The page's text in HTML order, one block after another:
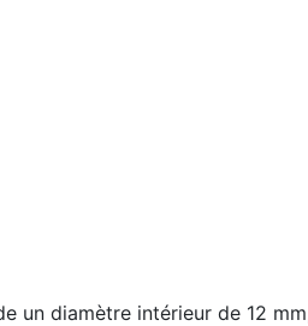
un diamètre intérieur de 12